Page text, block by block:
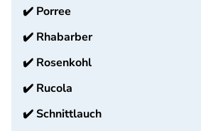
✔️ Porree
✔️ Rhabarber
✔️ Rosenkohl
✔️ Rucola
✔️Schnittlauch